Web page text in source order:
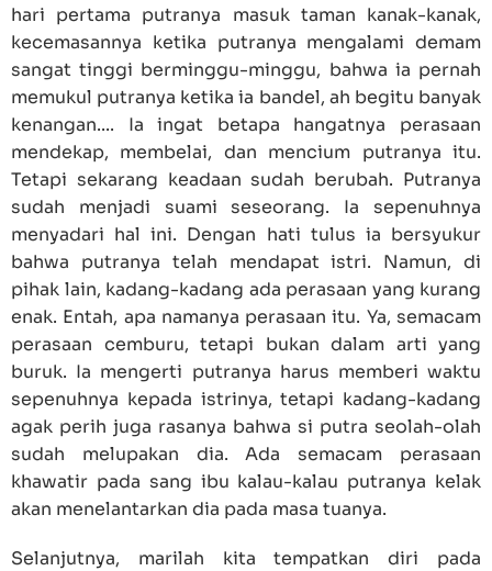
hari pertama putranya masuk taman kanak-kanak,
kecemasannya ketika putranya mengalami demam
sangat tinggi berminggu-minggu, bahwa ia pernah
memukul putranya ketika ia bandel, ah begitu banyak
kenangan.... Ia ingat betapa hangatnya perasaan
mendekap, membelai, dan mencium putranya itu.
Tetapi sekarang keadaan sudah berubah. Putranya
sudah menjadi suami seseorang. Ia sepenuhnya
menyadari hal ini. Dengan hati tulus ia bersyukur
bahwa putranya telah mendapat istri. Namun, di
pihak lain, kadang-kadang ada perasaan yang kurang
enak. Entah, apa namanya perasaan itu. Ya, semacam
perasaan cemburu, tetapi bukan dalam arti yang
buruk. Ia mengerti putranya harus memberi waktu
sepenuhnya kepada istrinya, tetapi kadang-kadang
agak perih juga rasanya bahwa si putra seolah-olah
sudah melupakan dia. Ada semacam perasaan
khawatir pada sang ibu kalau-kalau putranya kelak
akan menelantarkan dia pada masa tuanya.
Selanjutnya, marilah kita tempatkan diri pada